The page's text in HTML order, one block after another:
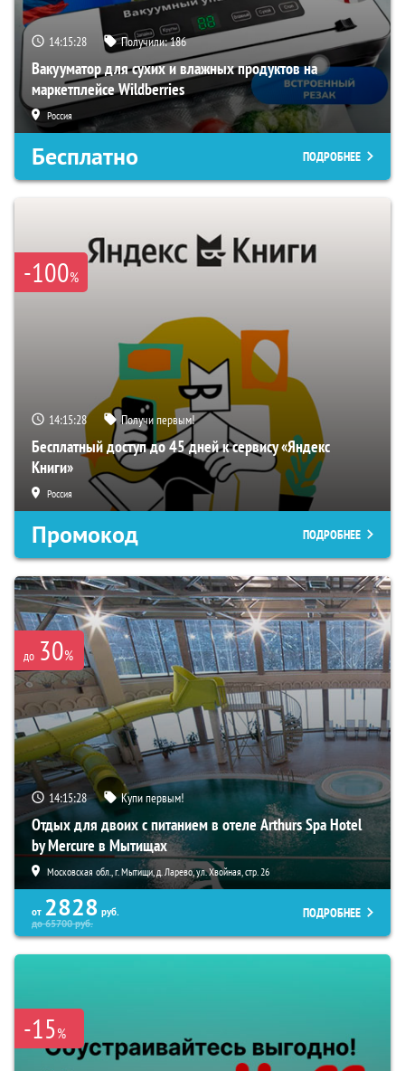
14:15:27 Получили:186
Вакууматор для сухих и влажных продуктов на
маркетплейсе Wildberries
Россия
Бесплатно ПОДРОБНЕЕ
-100%
14:15:27 Получи первым!
Бесплатный доступ до 45 дней к сервису «Яндекс
Книги»
Россия
Промокод ПОДРОБНЕЕ
до 30%
14:15:27 Купи первым!
Отдых для двоих с питанием в отеле Arthurs Spa Hotel
by Mercure в Мытищах
Московская обл., г. Мытищи, д. Ларево, ул. Хвойная, стр. 26
от 2828 руб.
до65700руб.
ПОДРОБНЕЕ
-15%